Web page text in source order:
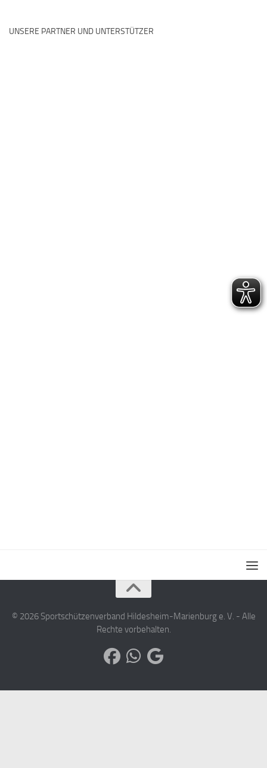
UNSERE PARTNER UND UNTERSTÜTZER
© 2026 Sportschützenverband Hildesheim-Marienburg e. V. - Alle
Rechte vorbehalten.